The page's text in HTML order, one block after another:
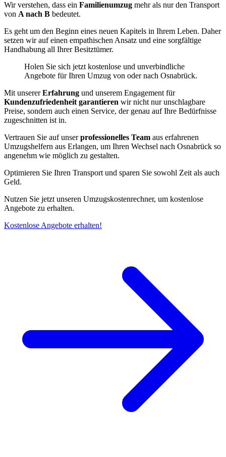
Wir verstehen, dass ein Familienumzug mehr als nur den Transport
von A nach B bedeutet.
Es geht um den Beginn eines neuen Kapitels in Ihrem Leben. Daher
setzen wir auf einen empathischen Ansatz und eine sorgfältige
Handhabung all Ihrer Besitztümer.
Holen Sie sich jetzt kostenlose und unverbindliche
Angebote für Ihren Umzug von oder nach Osnabrück.
Mit unsererErfahrung und unserem Engagement für
Kundenzufriedenheit garantieren wir nicht nur unschlagbare
Preise, sondern auch einen Service, der genau auf Ihre Bedürfnisse
zugeschnitten ist in.
Vertrauen Sie auf unserprofessionelles Team aus erfahrenen
Umzugshelfern aus Erlangen, um Ihren Wechsel nach Osnabrück so
angenehm wie möglich zu gestalten.
Optimieren Sie Ihren Transport und sparen Sie sowohl Zeit als auch
Geld.
Nutzen Sie jetzt unseren Umzugskostenrechner, um kostenlose
Angebote zu erhalten.
Kostenlose Angebote erhalten!